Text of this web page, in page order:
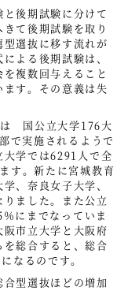
後期試験に分けて
て後期試験を取り
選抜に移す流れが
よる後期試験は、
複数回与えること
す。その意義は失
国公立大学176大
で実施されるようで
大学では6291人で全
す。新たに宮城教育
、奈良女子大学、
ました。また公立
にまでなっていま
市立大学と大阪府
総合すると、総合
なるのです。
型選抜ほどの増加